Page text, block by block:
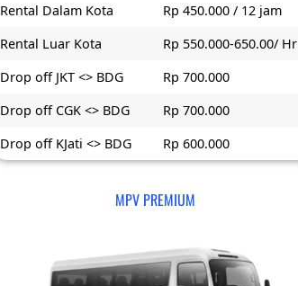
Rental Dalam Kota
Rp 450.000 / 12 jam
Rental Luar Kota
Rp 550.000-650.00/ Hr
Drop off JKT <> BDG
Rp 700.000
Drop off CGK <> BDG
Rp 700.000
Drop off KJati <> BDG
Rp 600.000
MPV PREMIUM